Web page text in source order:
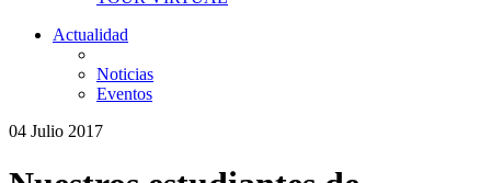
Actualidad
Noticias
Eventos
04 Julio 2017